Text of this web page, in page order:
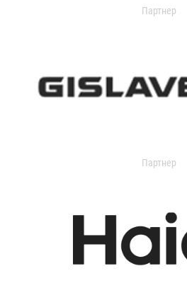
Партнер
Партнер